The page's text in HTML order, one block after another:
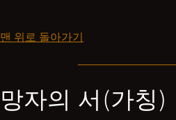
맨 위로 돌아가기
망자의 서(가칭)